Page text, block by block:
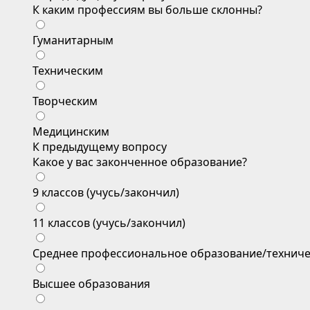
К каким профессиям вы больше склонны?
Гуманитарным
Техническим
Творческим
Медицинским
К предыдущему вопросу
Какое у вас законченное образование?
9 классов (учусь/закончил)
11 классов (учусь/закончил)
Среднее профессиональное образование/
Высшее образования